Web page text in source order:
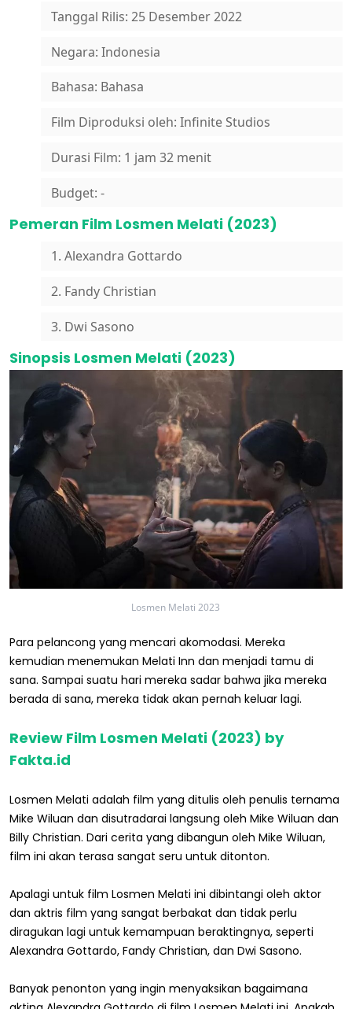
Tanggal Rilis: 25 Desember 2022
Negara: Indonesia
Bahasa: Bahasa
Film Diproduksi oleh: Infinite Studios
Durasi Film: 1 jam 32 menit
Budget: -
Pemeran Film Losmen Melati (2023)
1. Alexandra Gottardo
2. Fandy Christian
3. Dwi Sasono
Sinopsis Losmen Melati (2023)
Losmen Melati 2023
Para pelancong yang mencari akomodasi. Mereka
kemudian menemukan Melati Inn dan menjadi tamu di
sana. Sampai suatu hari mereka sadar bahwa jika mereka
berada di sana, mereka tidak akan pernah keluar lagi.
Review Film Losmen Melati (2023) by
Fakta.id
Losmen Melati adalah film yang ditulis oleh penulis ternama
Mike Wiluan dan disutradarai langsung oleh Mike Wiluan dan
Billy Christian. Dari cerita yang dibangun oleh Mike Wiluan,
film ini akan terasa sangat seru untuk ditonton.
Apalagi untuk film Losmen Melati ini dibintangi oleh aktor
dan aktris film yang sangat berbakat dan tidak perlu
diragukan lagi untuk kemampuan beraktingnya, seperti
Alexandra Gottardo, Fandy Christian, dan Dwi Sasono.
Banyak penonton yang ingin menyaksikan bagaimana